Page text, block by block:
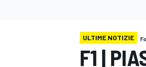
ULTIME NOTIZIE
F1 |